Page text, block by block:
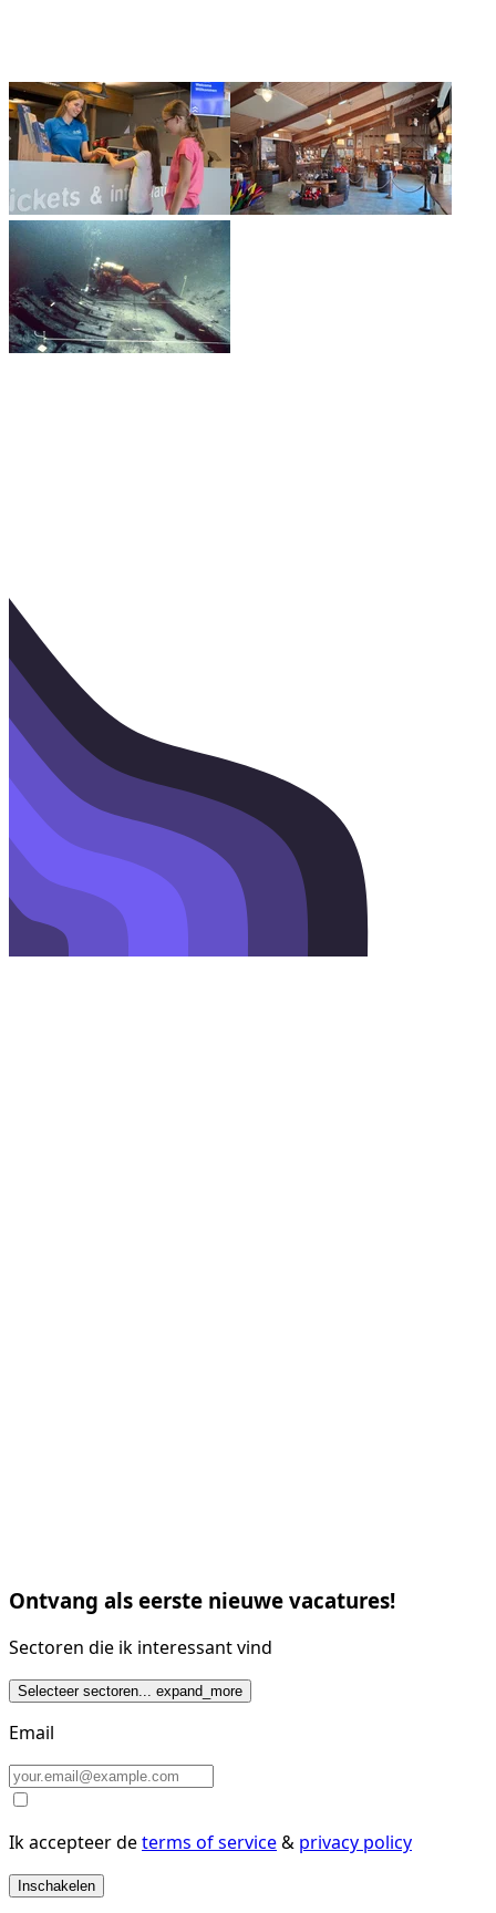
Ontvang als eerste nieuwe vacatures!
Sectoren die ik interessant vind
Selecteer sectoren... expand_more
Email
Ik accepteer determs of service& privacy policy
Inschakelen